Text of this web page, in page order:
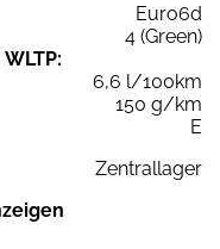
Euro6d
4 (Green)
6,6 l/100km
150 g/km
E
Zentrallager